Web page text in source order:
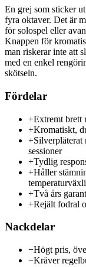
En grej som sticker
fyra oktaver. Det är
för solospel eller
Knappen för
man riskerar inte att
med en enkel
skötseln.
Fördelar
+Extremt brett
+Kromatiskt,
+Silverpläterat
sessioner
+Tydlig
+Håller
+Två års
+Rejält fodral
Nackdelar
−Högt pris,
−Kräver